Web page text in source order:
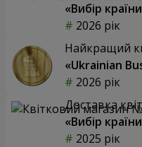
«Вибір
2026 рік
Найкращий
«Ukrainian
2026 рік
Доставка
«Вибір
2025 рік